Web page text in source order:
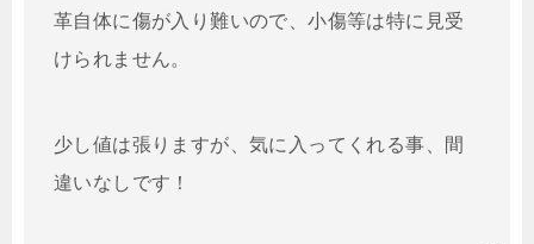
革自体に傷が入り難いので、小傷等は特に見受
けられません。
少し値は張りますが、気に入ってくれる事、間
違いなしです！